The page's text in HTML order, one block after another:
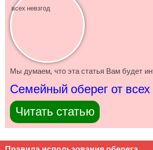
Мы думаем, что эта статья Вам будет
Семейный оберег от всех
Читать статью